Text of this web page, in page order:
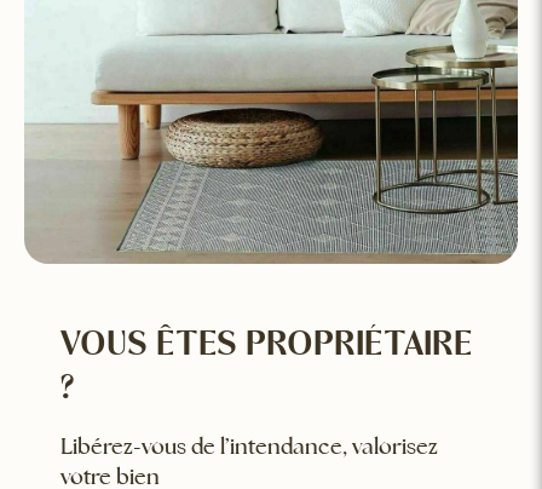
VOUS ÊTES PROPRIÉTAIRE
?
Libérez-vous de l’intendance, valorisez
votre bien